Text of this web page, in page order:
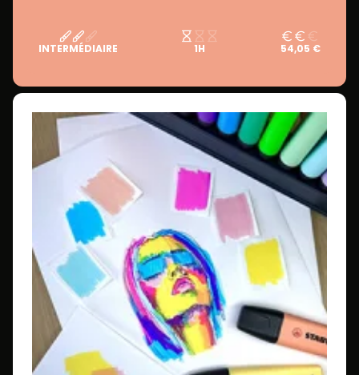
INTERMÉDIAIRE 1H 54,05 €